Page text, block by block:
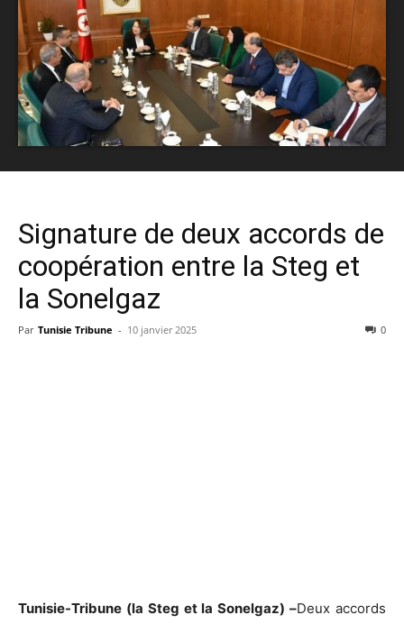
Signature de deux accords de
coopération entre la Steg et
la Sonelgaz
Par Tunisie Tribune - 10 janvier 2025 0
Tunisie-Tribune (la Steg et la Sonelgaz) –Deux accords